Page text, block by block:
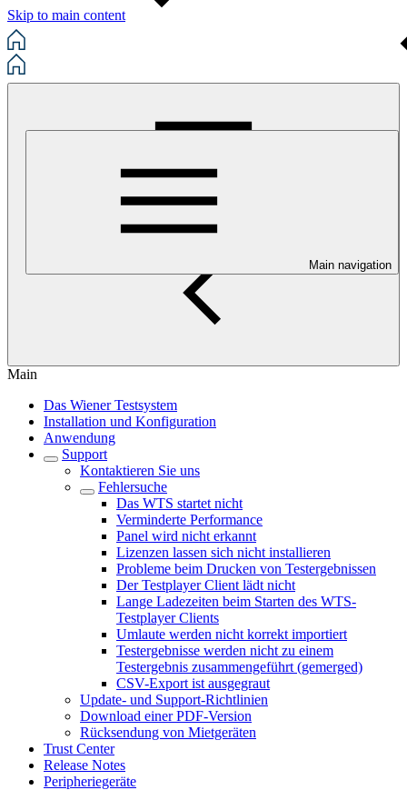
Skip to main content
Main navigation
Main
Das Wiener Testsystem
Installation und Konfiguration
Anwendung
Support
Kontaktieren Sie uns
Fehlersuche
Das WTS startet nicht
Verminderte Performance
Panel wird nicht erkannt
Lizenzen lassen sich nicht installieren
Probleme beim Drucken von Testergebnissen
Der Testplayer Client lädt nicht
Lange Ladezeiten beim Starten des WTS-
Testplayer Clients
Umlaute werden nicht korrekt importiert
Testergebnisse werden nicht zu einem
Testergebnis zusammengeführt (gemerged)
CSV-Export ist ausgegraut
Update- und Support-Richtlinien
Download einer PDF-Version
Rücksendung von Mietgeräten
Trust Center
Release Notes
Peripheriegeräte